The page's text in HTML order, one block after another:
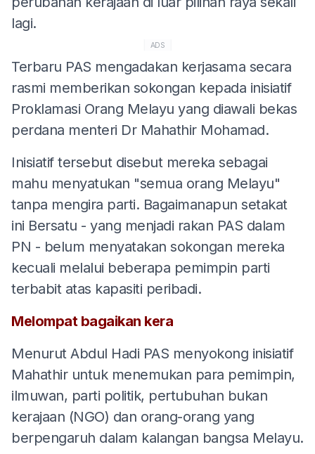
lagi.
ADS
Terbaru PAS mengadakan kerjasama secara
rasmi memberikan sokongan kepada inisiatif
Proklamasi Orang Melayu yang diawali bekas
perdana menteri Dr Mahathir Mohamad.
Inisiatif tersebut disebut mereka sebagai
mahu menyatukan "semua orang Melayu"
tanpa mengira parti. Bagaimanapun setakat
ini Bersatu - yang menjadi rakan PAS dalam
PN - belum menyatakan sokongan mereka
kecuali melalui beberapa pemimpin parti
terbabit atas kapasiti peribadi.
Melompat bagaikan kera
Menurut Abdul Hadi PAS menyokong inisiatif
Mahathir untuk menemukan para pemimpin,
ilmuwan, parti politik, pertubuhan bukan
kerajaan (NGO) dan orang-orang yang
berpengaruh dalam kalangan bangsa Melayu.